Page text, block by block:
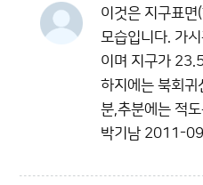
이것은 지구표면
모습입니다. 가
이며 지구가
하지에는 북회귀
분,추분에는 적
박기남 2011-